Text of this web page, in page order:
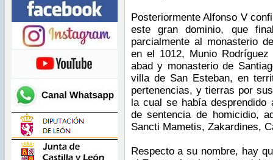
Posteriormente Alfonso V
este gran dominio, que
parcialmente al monasterio
en el 1012, Munio
abad y monasterio de
villa de San Esteban, en
pertenencias, y tierras por
la cual se había desprendido
de sentencia de homicidio,
Sancti Mametis, Zakardines,
Respecto a su nombre, hay